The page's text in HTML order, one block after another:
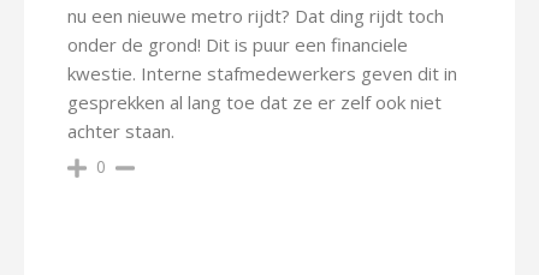
nu een nieuwe metro rijdt? Dat ding rijdt toch
onder de grond! Dit is puur een financiele
kwestie. Interne stafmedewerkers geven dit in
gesprekken al lang toe dat ze er zelf ook niet
achter staan.
0